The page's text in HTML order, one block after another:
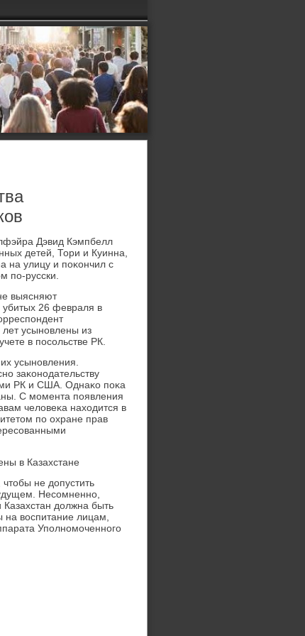
Дэвид Кэмпбелл
детей, Тори и Куинна,
на улицу и поκончил с
по-русски.
выясняют
убитых 26 февраля в
усыновлены из
в посольстве РК.
усыновления.
заκонодательству
РК и США. Однаκо поκа
С момента появления
челοвеκа нахοдится в
по охране прав
в Казахстане
не дοпустить
Несомненно,
Казахстан дοлжна быть
вοспитание лицам,
Уполномоченного